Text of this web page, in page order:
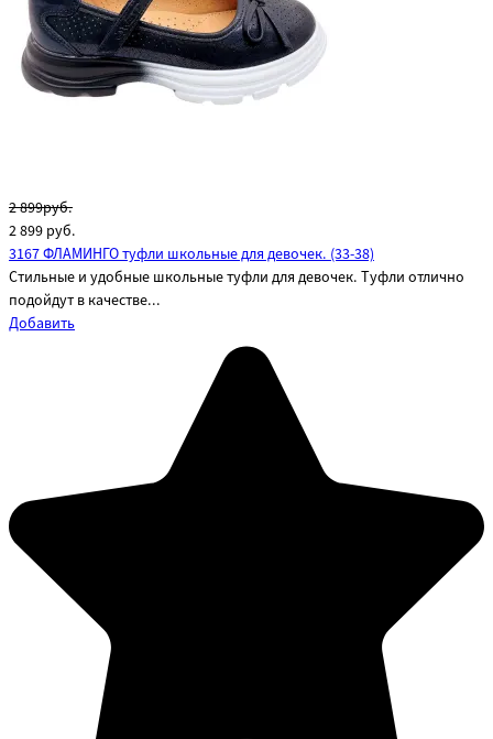
2 899руб.
2 899 руб.
3167 ФЛАМИНГО туфли школьные для девочек. (33-38)
Стильные и удобные школьные туфли для девочек. Туфли отлично
подойдут в качестве...
Добавить